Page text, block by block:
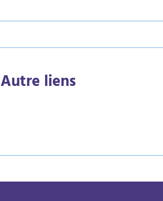
Autre liens